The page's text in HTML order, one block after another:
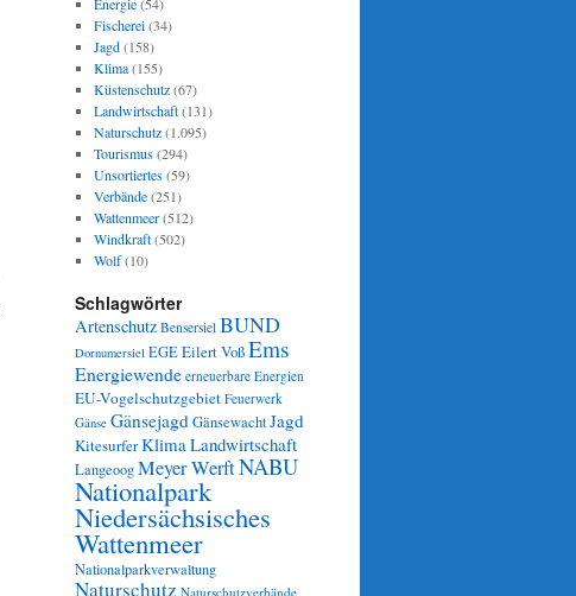
Fischerei(34)
Jagd(158)
Klima(155)
Küstenschutz(67)
Landwirtschaft(131)
Naturschutz(1.095)
Tourismus(294)
Unsortiertes(59)
Verbände(251)
Wattenmeer(512)
Windkraft(502)
Wolf(10)
Schlagwörter
Artenschutz Bensersiel BUND
Dornumersiel EGEEilert VoßEms
Energiewende erneuerbare Energien
EU-Vogelschutzgebiet Feuerwerk
Gänse GänsejagdGänsewachtJagd
KitesurferKlimaLandwirtschaft
LangeoogMeyer WerftNABU
Nationalpark
Niedersächsisches
Wattenmeer
Nationalparkverwaltung
Naturschutz Naturschutzverbände